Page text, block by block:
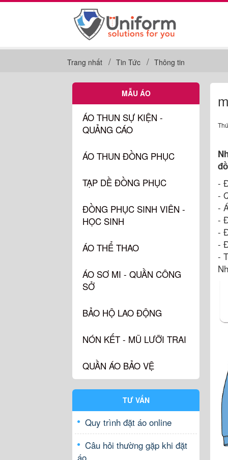
Trang nhất Tin Tức Thông tin
-
-
-
-
-
-
-
MẪU ÁO
ÁO THUN SỰ KIỆN -
QUẢNG CÁO
ÁO THUN ĐỒNG PHỤC
TẠP DỀ ĐỒNG PHỤC
ĐỒNG PHỤC SINH VIÊN -
HỌC SINH
ÁO THỂ THAO
ÁO SƠ MI - QUẦN CÔNG
SỞ
BẢO HỘ LAO ĐỘNG
NÓN KẾT - MŨ LƯỠI TRAI
QUẦN ÁO BẢO VỆ
TƯ VẤN
Quy trình đặt áo online
Câu hỏi thường gặp khi đặt
áo